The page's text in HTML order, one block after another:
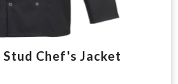
Stud Chef's Jacket